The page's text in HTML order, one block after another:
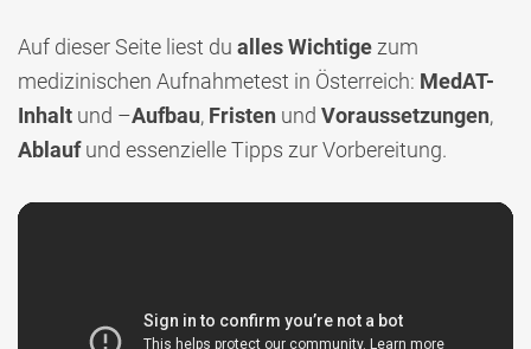
Auf dieser Seite liest du alles Wichtige zum
medizinischen Aufnahmetest in Österreich: MedAT-
Inhalt und –Aufbau, Fristen und Voraussetzungen,
Ablaufund essenzielle Tipps zur Vorbereitung.